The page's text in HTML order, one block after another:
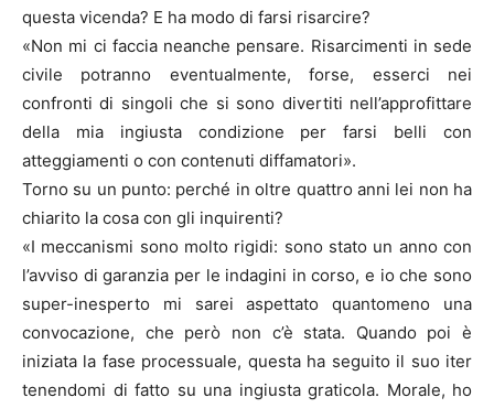
questa vicenda? E ha modo di farsi risarcire?
«Non mi ci faccia neanche pensare. Risarcimenti in sede
civile potranno eventualmente, forse, esserci nei
confronti di singoli che si sono divertiti nell’approfittare
della mia ingiusta condizione per farsi belli con
atteggiamenti o con contenuti diffamatori».
Torno su un punto: perché in oltre quattro anni lei non ha
chiarito la cosa con gli inquirenti?
«I meccanismi sono molto rigidi: sono stato un anno con
l’avviso di garanzia per le indagini in corso, e io che sono
super-inesperto mi sarei aspettato quantomeno una
convocazione, che però non c’è stata. Quando poi è
iniziata la fase processuale, questa ha seguito il suo iter
tenendomi di fatto su una ingiusta graticola. Morale, ho